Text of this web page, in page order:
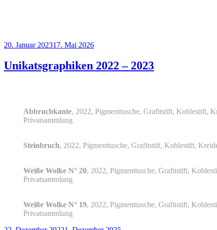
Veröffentlicht
20. Januar 202317. Mai 2026
Unikatsgraphiken 2022 – 2023
Abbruchkante, 2022, Pigmenttusche, Grafitstift, Kohlestift,
Privatsammlung
Steinbruch, 2022, Pigmenttusche, Grafitstift, Kohlestift,
Weiße Wolke N° 20, 2022, Pigmenttusche, Grafitstift,
Privatsammlung
Weiße Wolke N° 19, 2022, Pigmenttusche, Grafitstift,
Privatsammlung